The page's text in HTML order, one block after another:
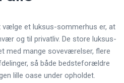
et luksus-sommerhus er, at
og til privatliv. De store luksus-
med mange soveværelser, flere
så både bedsteforældre
lille oase under opholdet.